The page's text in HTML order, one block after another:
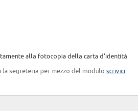
alla fotocopia della carta d'identità
segreteria per mezzo del modulo scrivici